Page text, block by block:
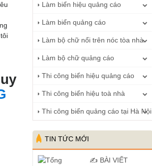
Làm biển hiệu quảng cáo
Làm biển quảng cáo
Làm bộ chữ nổi trên nóc tòa nhà
Làm bộ chữ quảng cáo
Thi công biển hiệu quảng cáo
Thi công biển hiệu toà nhà
Thi công biển quảng cáo tại Hà Nội
TIN TỨC MỚI
✍️ BÀI VIẾT